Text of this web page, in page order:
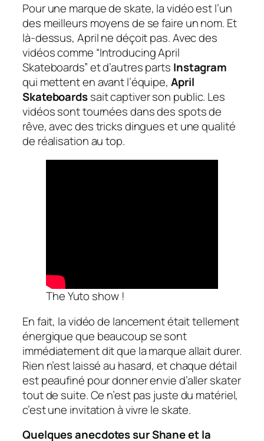
Pour une marque de skate, la vidéo est l’un
des meilleurs moyens de se faire un nom. Et
là-dessus, April ne déçoit pas. Avec des
vidéos comme “Introducing April
Skateboards” et d’autres parts Instagram
qui mettent en avant l’équipe, April
Skateboardssait captiver son public. Les
vidéos sont tournées dans des spots de
rêve, avec des tricks dingues et une qualité
de réalisation au top.
The Yuto show !
En fait, la vidéo de lancement était tellement
énergique que beaucoup se sont
immédiatement dit que la marque allait durer.
Rien n’est laissé au hasard, et chaque détail
est peaufiné pour donner envie d’aller skater
tout de suite. Ce n’est pas juste du matériel,
c’est une invitation à vivre le skate.
Quelques anecdotes sur Shane et la